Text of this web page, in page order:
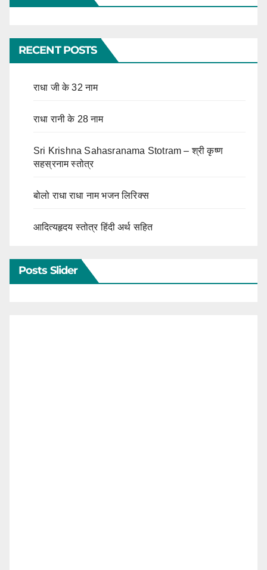
RECENT POSTS
राधा जी के 32 नाम
राधा रानी के 28 नाम
Sri Krishna Sahasranama Stotram – श्री कृष्ण
सहस्रनाम स्तोत्र
बोलो राधा राधा नाम भजन लिरिक्स
आदित्यहृदय स्तोत्र हिंदी अर्थ सहित
Posts Slider